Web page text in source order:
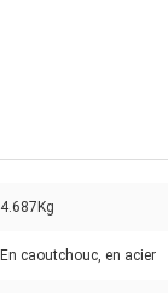
4.687Kg
En caoutchouc, en acier